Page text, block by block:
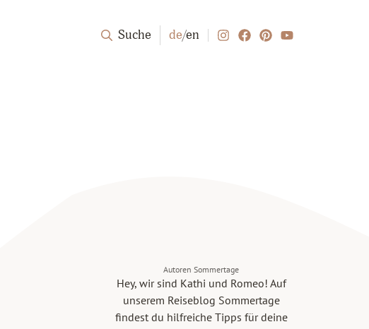
Suche de/en
Autoren Sommertage
Hey, wir sind Kathi und Romeo! Auf
unserem Reiseblog Sommertage
findest du hilfreiche Tipps für deine